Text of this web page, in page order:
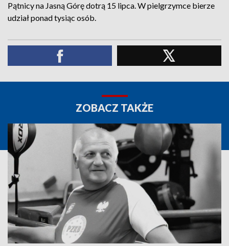
Pątnicy na Jasną Górę dotrą 15 lipca. W pielgrzymce bierze
udział ponad tysiąc osób.
ZOBACZ TAKŻE